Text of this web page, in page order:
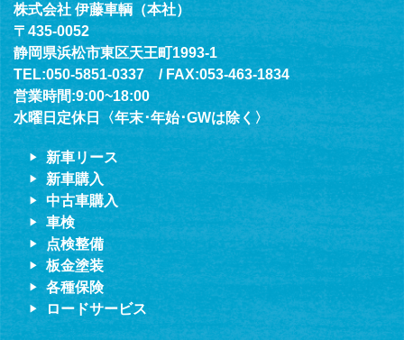
株式会社 伊藤車輌（本社）
〒435-0052
静岡県浜松市東区天王町1993-1
TEL:050-5851-0337 / FAX:053-463-1834
営業時間:9:00~18:00
水曜日定休日〈年末･年始･GWは除く〉
新車リース
新車購入
中古車購入
車検
点検整備
板金塗装
各種保険
ロードサービス